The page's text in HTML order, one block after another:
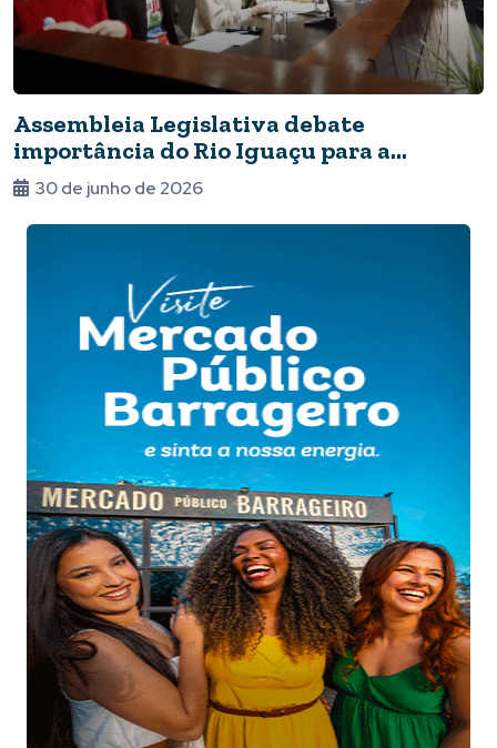
Assembleia Legislativa debate
importância do Rio Iguaçu para a
sociedade paranaense
30 de junho de 2026